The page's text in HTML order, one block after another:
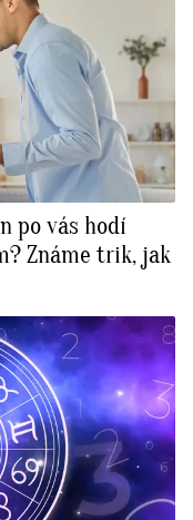
po vás hodí
Známe trik, jak